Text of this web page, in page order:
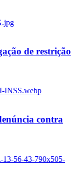
de restrição
contra